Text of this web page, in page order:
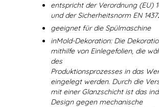
entspricht der Verordnung (EU)
und der Sicherheitsnorm EN
geeignet für die Spülmaschine
inMold-Dekoration: Die
mithilfe von Einlegefolien, die
des
Produktionsprozesses in das
eingelegt werden. Durch die
mit einer Glanzschicht ist das
Design gegen mechanische